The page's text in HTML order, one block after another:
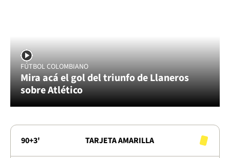
FÚTBOL COLOMBIANO
Mira acá el gol del triunfo de Llaneros
sobre Atlético
90+3' TARJETA AMARILLA